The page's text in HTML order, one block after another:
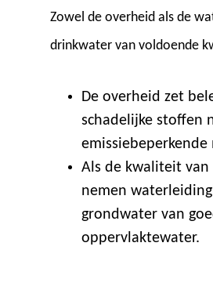
Zowel de overheid als de
drinkwater van voldoende
De overheid zet
schadelijke stoffen
emissiebeperkende
Als de kwaliteit
nemen
grondwater van
oppervlaktewater.